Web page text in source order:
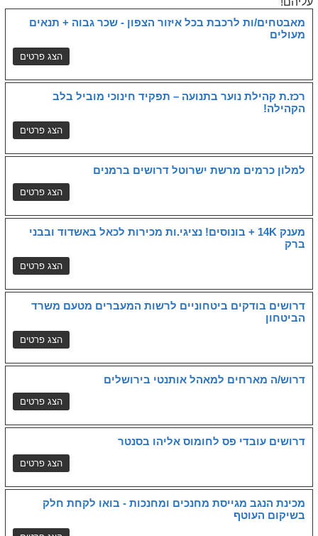
מאבטחים/ות לרכבת בכל איזור הצפון - שכר גבוה + תנאים
מעולים
רכז.ת קהילת נוער בתנועה – תפקיד חינוכי מוביל בלב
הקהילה!
למלון כרמים מרשת ישרוטל דרושים ברמנים
מענק 14K + בונוסים! נציגי.ות מכירות לכאל באשדוד ובבני
ברק
דרושים בודקים ביטחוניים לרשות המעברים מטעם משרד
הביטחון
דרוש/ה מארחים למאהל אותנטי בירושלים
דרושים עובדי פס לחומוס אליהו בסנטר
מכינת הנגב מגייסת מחנכים ומחנכות - בואו לקחת חלק
בשיקום העוטף